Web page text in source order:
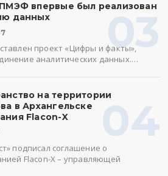
03
впервые был реализован
данных
проект «Цифры и факты»,
аналитических данных.…
04
на территории
в Архангельске
Flacon-X
подписал соглашение о
Flacon-X – управляющей